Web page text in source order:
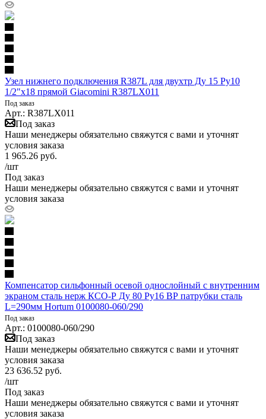
Узел нижнего подключения R387L для двухтр Ду 15 Ру10
1/2"x18 прямой Giacomini R387LX011
Под заказ
Арт.: R387LX011
Под заказ
Наши менеджеры обязательно свяжутся с вами и уточнят
условия заказа
1 965.26 руб.
/шт
Под заказ
Наши менеджеры обязательно свяжутся с вами и уточнят
условия заказа
Компенсатор сильфонный осевой однослойный с внутренним
экраном сталь нерж КСО-Р Ду 80 Ру16 ВР патрубки сталь
L=290мм Hortum 0100080-060/290
Под заказ
Арт.: 0100080-060/290
Под заказ
Наши менеджеры обязательно свяжутся с вами и уточнят
условия заказа
23 636.52 руб.
/шт
Под заказ
Наши менеджеры обязательно свяжутся с вами и уточнят
условия заказа